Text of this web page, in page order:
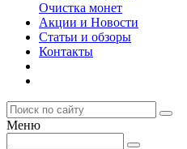
Очистка монет
Акции и Новости
Статьи и обзоры
Контакты
Меню